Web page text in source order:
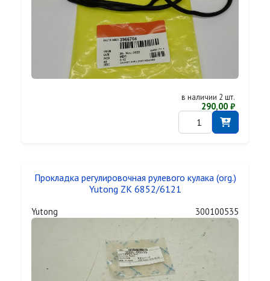
в наличии 2 шт.
290,00 ₽
Прокладка регулировочная рулевого кулака (org.)
Yutong ZK 6852/6121
Yutong 300100535